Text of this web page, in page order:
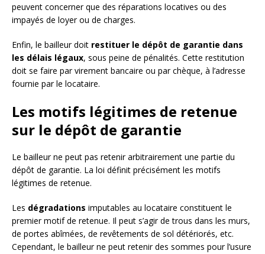
peuvent concerner que des réparations locatives ou des
impayés de loyer ou de charges.
Enfin, le bailleur doit restituer le dépôt de garantie dans
les délais légaux, sous peine de pénalités. Cette restitution
doit se faire par virement bancaire ou par chèque, à l’adresse
fournie par le locataire.
Les motifs légitimes de retenue
sur le dépôt de garantie
Le bailleur ne peut pas retenir arbitrairement une partie du
dépôt de garantie. La loi définit précisément les motifs
légitimes de retenue.
Les dégradations imputables au locataire constituent le
premier motif de retenue. Il peut s’agir de trous dans les murs,
de portes abîmées, de revêtements de sol détériorés, etc.
Cependant, le bailleur ne peut retenir des sommes pour l’usure